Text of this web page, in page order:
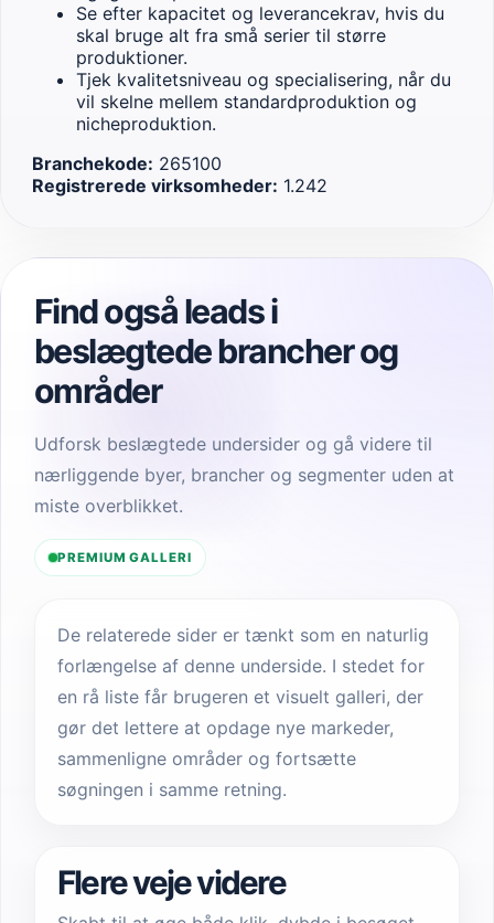
Se efter kapacitet og leverancekrav, hvis du
skal bruge alt fra små serier til større
produktioner.
Tjek kvalitetsniveau og specialisering, når du
vil skelne mellem standardproduktion og
nicheproduktion.
Branchekode: 265100
Registrerede virksomheder: 1.242
Find også leads i
beslægtede brancher og
områder
Udforsk beslægtede undersider og gå videre til
nærliggende byer, brancher og segmenter uden at
miste overblikket.
PREMIUM GALLERI
De relaterede sider er tænkt som en naturlig
forlængelse af denne underside. I stedet for
en rå liste får brugeren et visuelt galleri, der
gør det lettere at opdage nye markeder,
sammenligne områder og fortsætte
søgningen i samme retning.
Flere veje videre